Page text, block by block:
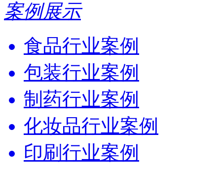
案例展示
食品行业案例
包装行业案例
制药行业案例
化妆品行业案例
印刷行业案例